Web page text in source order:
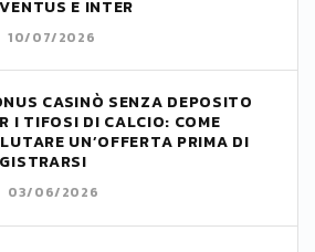
E INTER
10/07/2026
CASINÒ SENZA DEPOSITO
I TIFOSI DI CALCIO: COME
UN’OFFERTA PRIMA DI
03/06/2026